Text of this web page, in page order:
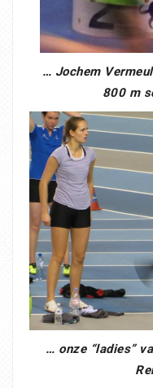
… Jochem
800 m
… onze “ladies”